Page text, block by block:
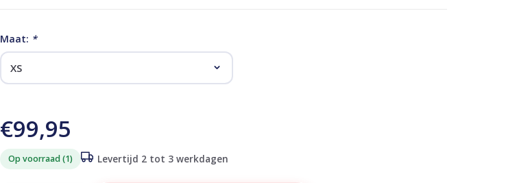
Maat: *
€99,95
Op voorraad (1) Levertijd 2 tot 3 werkdagen